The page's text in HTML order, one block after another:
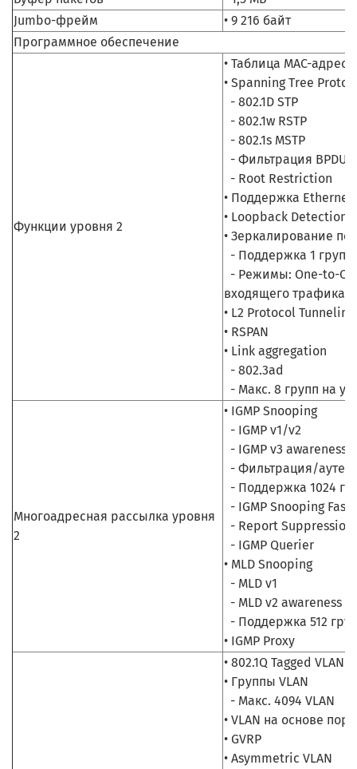
Jumbo-фрейм
• 9 216 байт
Программное обеспечение
Функции уровня 2
• Таблица MAC-
• Spanning Tree
- 802.1D STP
- 802.1w RSTP
- 802.1s MSTP
- Фильтрация BPDU
- Root Restriction
• Поддержка Ethernet
• Loopback Detection
• Зеркалирование
- Поддержка 1
- Режимы: One-to-
входящего трафика
• L2 Protocol Tunneling
• RSPAN
• Link aggregation
- 802.3ad
- Макс. 8 групп на
Многоадресная рассылка уровня
2
• IGMP Snooping
- IGMP v1/v2
- IGMP v3 awareness
- Фильтрация/
- Поддержка 1024
- IGMP Snooping
- Report Suppression
- IGMP Querier
• MLD Snooping
- MLD v1
- MLD v2 awareness
- Поддержка 512
• IGMP Proxy
• 802.1Q Tagged VLAN
• Группы VLAN
- Макс. 4094 VLAN
• VLAN на основе
• GVRP
• Asymmetric VLAN